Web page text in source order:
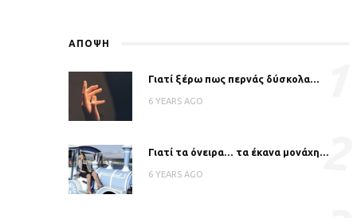
ΑΠΟΨΗ
Γιατί ξέρω πως περνάς δύσκολα…
6 YEARS AGO
Γιατί τα όνειρα… τα έκανα μονάχη…
6 YEARS AGO 2